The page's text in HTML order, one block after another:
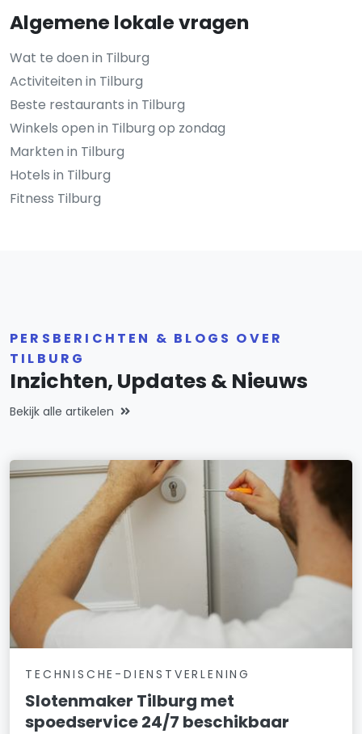
Algemene lokale vragen
Wat te doen in Tilburg
Activiteiten in Tilburg
Beste restaurants in Tilburg
Winkels open in Tilburg op zondag
Markten in Tilburg
Hotels in Tilburg
Fitness Tilburg
PERSBERICHTEN & BLOGS OVER
TILBURG
Inzichten, Updates & Nieuws
Bekijk alle artikelen
TECHNISCHE-DIENSTVERLENING
Slotenmaker Tilburg met
spoedservice 24/7 beschikbaar